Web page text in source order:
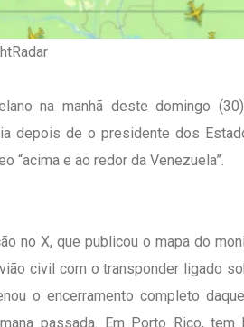
na manhã deste domingo
depois de o presidente dos
“acima e ao redor da Venezuela”.
no X, que publicou o mapa do
civil com o transponder ligado
o encerramento completo
passada. Em Porto Rico, tem